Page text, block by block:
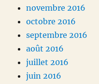
novembre 2016
octobre 2016
septembre 2016
août 2016
juillet 2016
juin 2016